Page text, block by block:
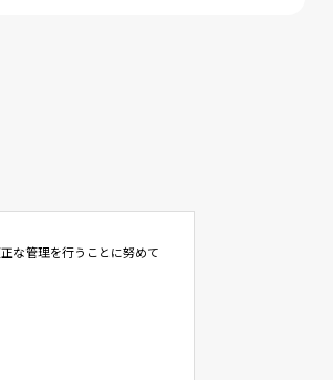
な管理を行うことに努めて